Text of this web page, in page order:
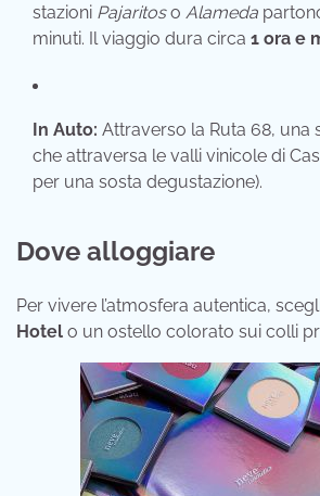
stazioni Pajaritoso Alameda
minuti. Il viaggio dura circa 1 ora e
In Auto: Attraverso la Ruta 68, una
che attraversa le valli vinicole di
per una sosta degustazione).
Dove alloggiare
Per vivere l’atmosfera autentica,
Hotel o un ostello colorato sui colli